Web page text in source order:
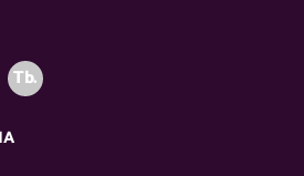
Tb.